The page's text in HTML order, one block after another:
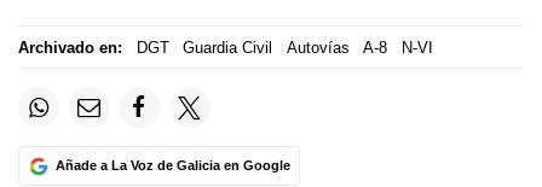
Archivado en: DGT Guardia Civil Autovías A-8 N-VI
Añade a La Voz de Galicia en Google